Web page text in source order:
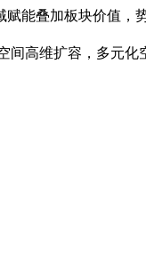
能叠加板块价值，
高维扩容，多元化